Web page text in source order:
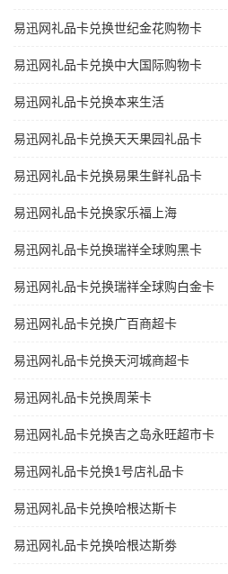
易迅网礼品卡兑换世纪金花购物卡
易迅网礼品卡兑换中大国际购物卡
易迅网礼品卡兑换本来生活
易迅网礼品卡兑换天天果园礼品卡
易迅网礼品卡兑换易果生鲜礼品卡
易迅网礼品卡兑换家乐福上海
易迅网礼品卡兑换瑞祥全球购黑卡
易迅网礼品卡兑换瑞祥全球购白金卡
易迅网礼品卡兑换广百商超卡
易迅网礼品卡兑换天河城商超卡
易迅网礼品卡兑换周茉卡
易迅网礼品卡兑换吉之岛永旺超市卡
易迅网礼品卡兑换1号店礼品卡
易迅网礼品卡兑换哈根达斯卡
易迅网礼品卡兑换哈根达斯劵